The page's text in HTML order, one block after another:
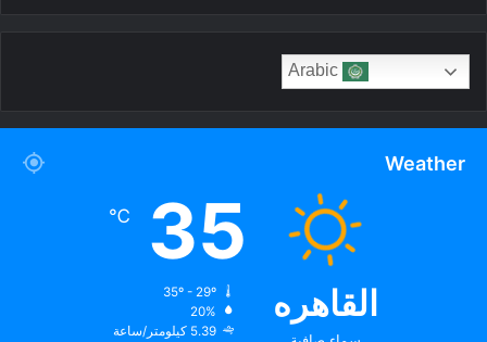
Weather
القاهره
35
℃
20%
5.39 كيلومتر/ساعة